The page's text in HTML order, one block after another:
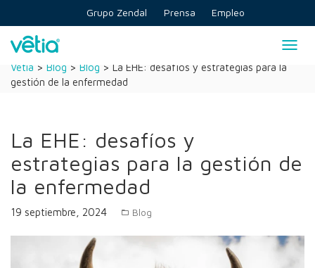
content
Grupo Zendal Prensa Empleo
Vetia > Blog > Blog > La EHE: desafíos y estrategias para la
gestión de la enfermedad
La EHE: desafíos y
estrategias para la gestión de
la enfermedad
19 septiembre, 2024 Blog